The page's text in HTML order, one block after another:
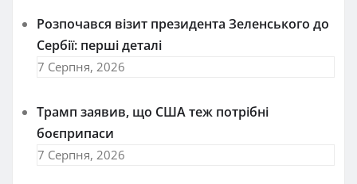
Розпочався візит президента Зеленського до
Сербії: перші деталі
7 Серпня, 2026
Трамп заявив, що США теж потрібні
боєприпаси
7 Серпня, 2026